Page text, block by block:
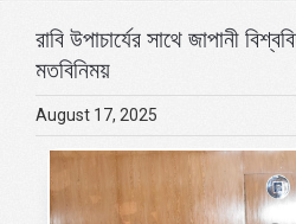
রাবি উপাচার্যের সাথে জাপানী
মতবিনিময়
August 17, 2025